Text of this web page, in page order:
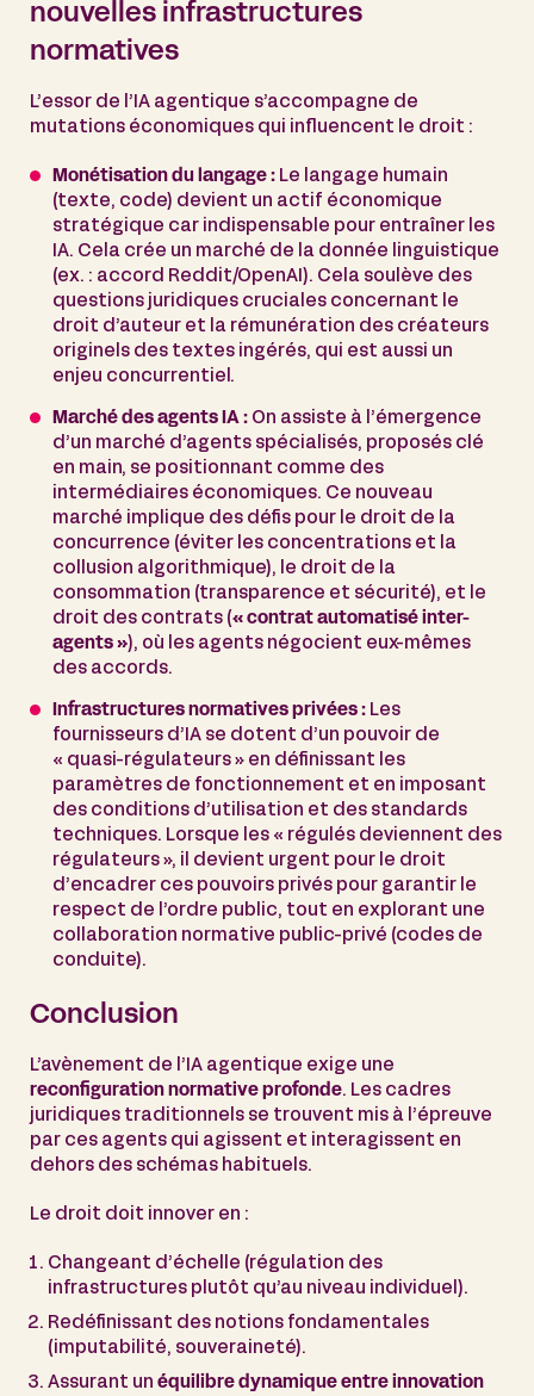
nouvelles infrastructures
normatives
L’essor de l’IA agentique s’accompagne de
mutations économiques qui influencent le droit :
Monétisation du langage : Le langage humain
(texte, code) devient un actif économique
stratégique car indispensable pour entraîner les
IA. Cela crée un marché de la donnée linguistique
(ex. : accord Reddit/OpenAI). Cela soulève des
questions juridiques cruciales concernant le
droit d’auteur et la rémunération des créateurs
originels des textes ingérés, qui est aussi un
enjeu concurrentiel.
Marché des agents IA : On assiste à l’émergence
d’un marché d’agents spécialisés, proposés clé
en main, se positionnant comme des
intermédiaires économiques. Ce nouveau
marché implique des défis pour le droit de la
concurrence (éviter les concentrations et la
collusion algorithmique), le droit de la
consommation (transparence et sécurité), et le
droit des contrats (« contrat automatisé inter-
agents »), où les agents négocient eux-mêmes
des accords.
Infrastructures normatives privées : Les
fournisseurs d’IA se dotent d’un pouvoir de
« quasi-régulateurs » en définissant les
paramètres de fonctionnement et en imposant
des conditions d’utilisation et des standards
techniques. Lorsque les « régulés deviennent des
régulateurs », il devient urgent pour le droit
d’encadrer ces pouvoirs privés pour garantir le
respect de l’ordre public, tout en explorant une
collaboration normative public-privé (codes de
conduite).
Conclusion
L’avènement de l’IA agentique exige une
reconfiguration normative profonde. Les cadres
juridiques traditionnels se trouvent mis à l’épreuve
par ces agents qui agissent et interagissent en
dehors des schémas habituels.
Le droit doit innover en :
Changeant d’échelle (régulation des
infrastructures plutôt qu’au niveau individuel).
Redéfinissant des notions fondamentales
(imputabilité, souveraineté).
Assurant un équilibre dynamique entre innovation